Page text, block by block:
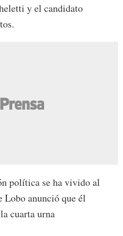
y el candidato
política se ha vivido al
Lobo anunció que él
cuarta urna